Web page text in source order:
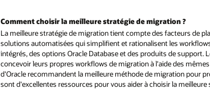
Comment choisir la meilleure stratégie de migration ?
La meilleure stratégie de migration tient compte des facteurs de
solutions automatisées qui simplifient et rationalisent les
intégrés, des options Oracle Database et des produits de support.
concevoir leurs propres workflows de migration à l'aide des
d'Oracle recommandent la meilleure méthode de migration pour
sont d'excellentes ressources pour vous aider à choisir la meilleure